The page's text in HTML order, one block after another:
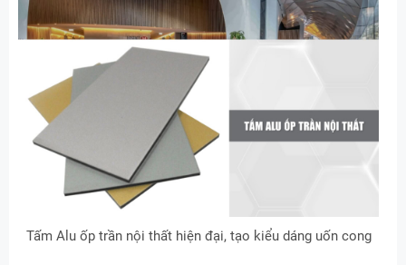
Tấm Alu ốp trần nội thất hiện đại, tạo kiểu dáng uốn cong